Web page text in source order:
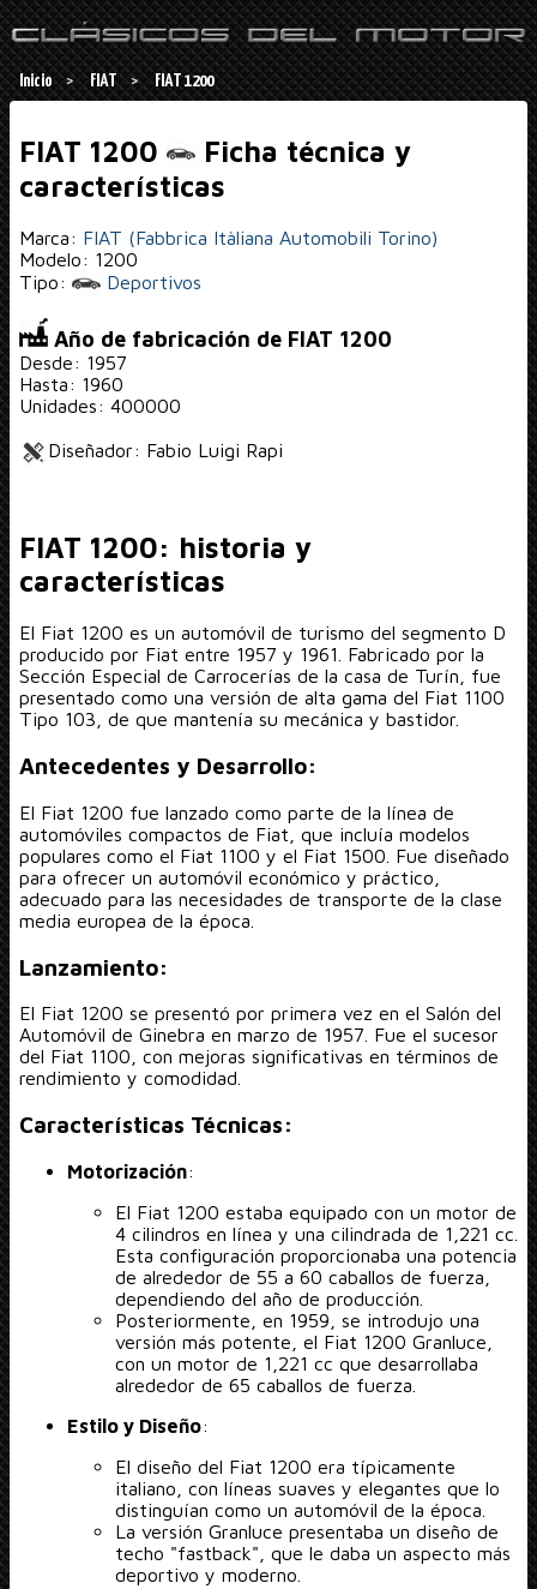
Inicio FIAT FIAT 1200
FIAT 1200
Ficha técnica y
características
Marca: FIAT (Fabbrica Itàliana Automobili Torino)
Modelo: 1200
Tipo:
Deportivos
Año de fabricación de FIAT 1200
Desde: 1957
Hasta: 1960
Unidades: 400000
Diseñador: Fabio Luigi Rapi
FIAT 1200: historia y
características
El Fiat 1200 es un automóvil de turismo del segmento D
producido por Fiat entre 1957 y 1961. Fabricado por la
Sección Especial de Carrocerías de la casa de Turín, fue
presentado como una versión de alta gama del Fiat 1100
Tipo 103, de que mantenía su mecánica y bastidor.
Antecedentes y Desarrollo:
El Fiat 1200 fue lanzado como parte de la línea de
automóviles compactos de Fiat, que incluía modelos
populares como el Fiat 1100 y el Fiat 1500. Fue diseñado
para ofrecer un automóvil económico y práctico,
adecuado para las necesidades de transporte de la clase
media europea de la época.
Lanzamiento:
El Fiat 1200 se presentó por primera vez en el Salón del
Automóvil de Ginebra en marzo de 1957. Fue el sucesor
del Fiat 1100, con mejoras significativas en términos de
rendimiento y comodidad.
Características Técnicas:
Motorización:
El Fiat 1200 estaba equipado con un motor de
4 cilindros en línea y una cilindrada de 1,221 cc.
Esta configuración proporcionaba una potencia
de alrededor de 55 a 60 caballos de fuerza,
dependiendo del año de producción.
Posteriormente, en 1959, se introdujo una
versión más potente, el Fiat 1200 Granluce,
con un motor de 1,221 cc que desarrollaba
alrededor de 65 caballos de fuerza.
Estilo y Diseño:
El diseño del Fiat 1200 era típicamente
italiano, con líneas suaves y elegantes que lo
distinguían como un automóvil de la época.
La versión Granluce presentaba un diseño de
techo "fastback", que le daba un aspecto más
deportivo y moderno.